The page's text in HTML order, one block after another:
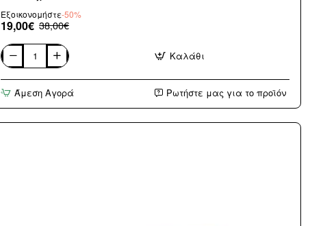
Εξοικονομήστε-50%
19,00€ 38,00€
Bormann
BBQ1175
Κάλυμμα
Για
άτοκες
Καλάθι
Άμεση Αγορά Ρωτήστε μας για το προϊόν